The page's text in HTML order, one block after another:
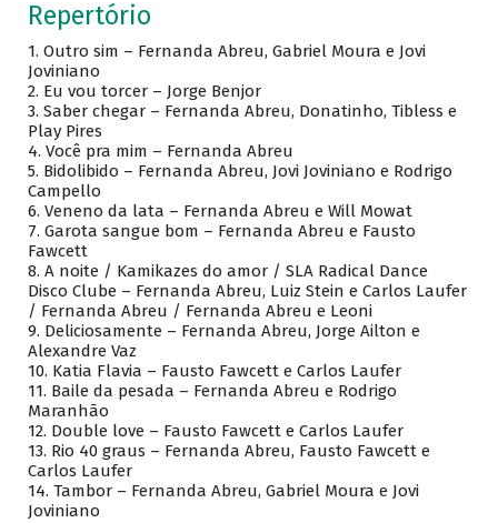
Repertório
1. Outro sim – Fernanda Abreu, Gabriel Moura e Jovi
Joviniano
2. Eu vou torcer – Jorge Benjor
3. Saber chegar – Fernanda Abreu, Donatinho, Tibless e
Play Pires
4. Você pra mim – Fernanda Abreu
5. Bidolibido – Fernanda Abreu, Jovi Joviniano e Rodrigo
Campello
6. Veneno da lata – Fernanda Abreu e Will Mowat
7. Garota sangue bom – Fernanda Abreu e Fausto
Fawcett
8. A noite / Kamikazes do amor / SLA Radical Dance
Disco Clube – Fernanda Abreu, Luiz Stein e Carlos Laufer
/ Fernanda Abreu / Fernanda Abreu e Leoni
9. Deliciosamente – Fernanda Abreu, Jorge Ailton e
Alexandre Vaz
10. Katia Flavia – Fausto Fawcett e Carlos Laufer
11. Baile da pesada – Fernanda Abreu e Rodrigo
Maranhão
12. Double love – Fausto Fawcett e Carlos Laufer
13. Rio 40 graus – Fernanda Abreu, Fausto Fawcett e
Carlos Laufer
14. Tambor – Fernanda Abreu, Gabriel Moura e Jovi
Joviniano